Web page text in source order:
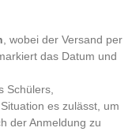
, wobei der Versand per
das Datum und
Schülers,
es zulässt, um
der Anmeldung zu